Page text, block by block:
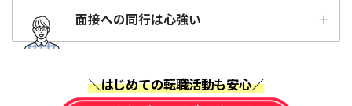
面接への同行は心強い
＼はじめての転職活動も安心／